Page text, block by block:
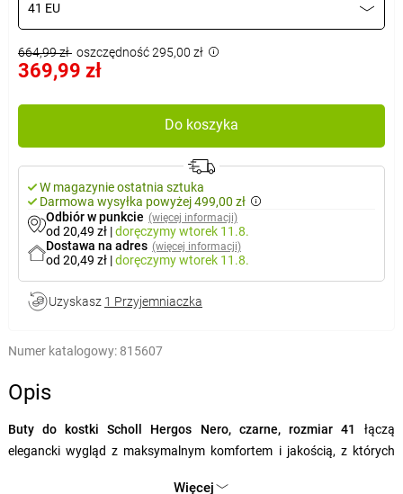
41 EU
664,99 zł oszczędność 295,00 zł
369,99 zł
Do koszyka
W magazynie ostatnia sztuka
Darmowa wysyłka powyżej 499,00 zł
Odbiór w punkcie (więcej informacji)
od 20,49 zł |doręczymywtorek 11.8.
Dostawa na adres (więcej informacji)
od 20,49 zł |doręczymywtorek 11.8.
Uzyskasz 1 Przyjemniaczka
Numer katalogowy: 815607
Opis
Buty do kostki Scholl Hergos Nero, czarne, rozmiar 41
łączą
elegancki wygląd z maksymalnym komfortem i jakością, z których
Więcej